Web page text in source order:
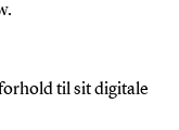
til sit digitale